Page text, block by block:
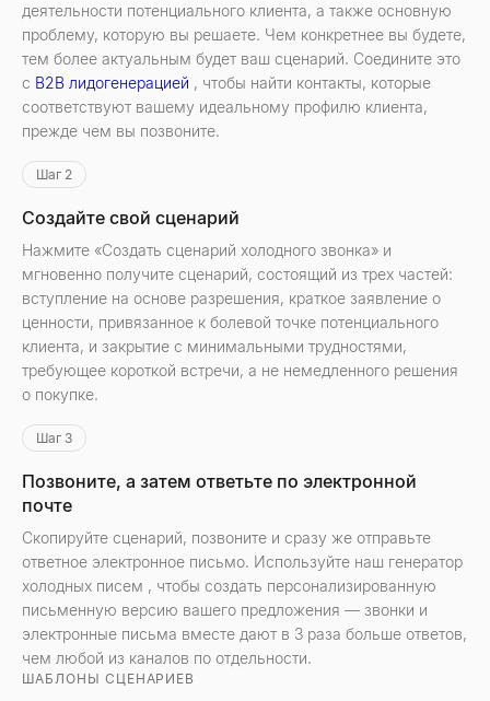
деятельности потенциального клиента, а также основную
проблему, которую вы решаете. Чем конкретнее вы будете,
тем более актуальным будет ваш сценарий. Соедините это
с B2B лидогенерацией , чтобы найти контакты, которые
соответствуют вашему идеальному профилю клиента,
прежде чем вы позвоните.
Шаг 2
Создайте свой сценарий
Нажмите «Создать сценарий холодного звонка» и
мгновенно получите сценарий, состоящий из трех частей:
вступление на основе разрешения, краткое заявление о
ценности, привязанное к болевой точке потенциального
клиента, и закрытие с минимальными трудностями,
требующее короткой встречи, а не немедленного решения
о покупке.
Шаг 3
Позвоните, а затем ответьте по электронной
почте
Скопируйте сценарий, позвоните и сразу же отправьте
ответное электронное письмо. Используйте наш генератор
холодных писем , чтобы создать персонализированную
письменную версию вашего предложения — звонки и
электронные письма вместе дают в 3 раза больше ответов,
чем любой из каналов по отдельности.
ШАБЛОНЫ СЦЕНАРИЕВ